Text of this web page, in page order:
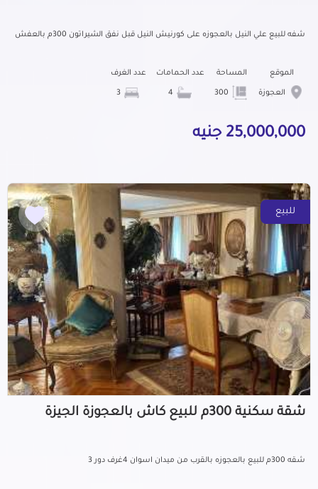
شفه للبيع علي النيل بالعجوزه على كورنيش النيل قبل نفق الشيراتون 300م بالعفش
الموقع
العجوزة
المساحة عدد الحمامات عدد الغرف
25,000,000 جنيه
للبيع
شقة سكنية 300م للبيع كاش بالعجوزة الجيزة
شقه 300م للبيع بالعجوزه بالقرب من ميدان اسوان 4غرف دور 3